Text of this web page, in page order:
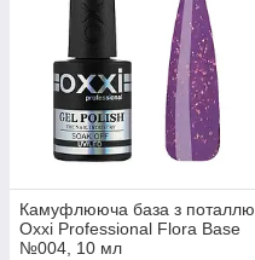
Камуфлююча база з поталлю
Oxxi Professional Flora Base
№004, 10 мл